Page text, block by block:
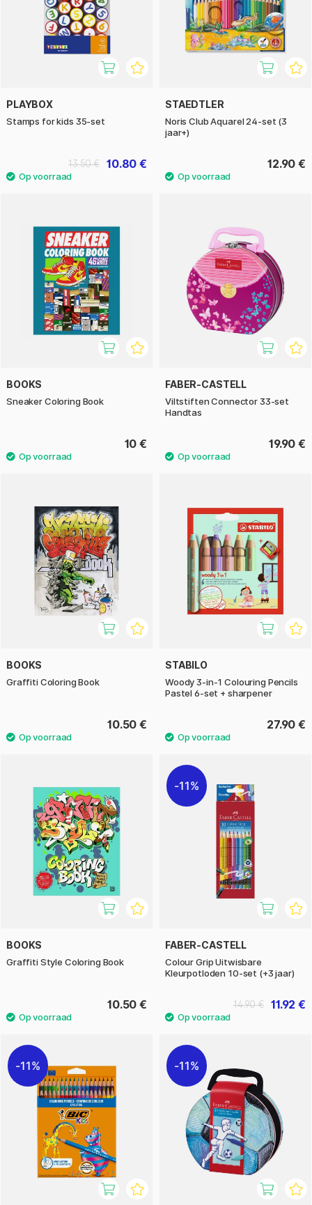
PLAYBOX
Stamps for kids 35-set
10.80 €
13.50 €
STAEDTLER
Noris Club Aquarel 24-set (3
jaar+)
12.90 €
BOOKS
Sneaker Coloring Book
10 €
FABER-CASTELL
Viltstiften Connector 33-set
Handtas
19.90 €
BOOKS
Graffiti Coloring Book
10.50 €
STABILO
Woody 3-in-1 Colouring Pencils
Pastel 6-set + sharpener
27.90 €
BOOKS
Graffiti Style Coloring Book
10.50 €
11%
FABER-CASTELL
Colour Grip Uitwisbare
Kleurpotloden 10-set (+3 jaar)
11.92 €
14.90 €
11% 11%